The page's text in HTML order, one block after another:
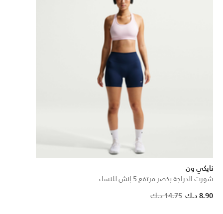
نايكي ون
شورت الدراجة بخصر مرتفع 5 إنش للنساء
Price14.75 د.ك to
8.90 د.ك